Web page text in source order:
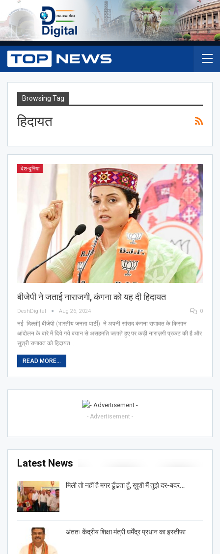
Browsing Tag
हिदायत
देश-दुनिया
बीजेपी ने जताई नाराजगी, कंगना को यह दी हिदायत
DeshDigital Aug 26, 2024 0
नई दिल्ली| बीजेपी (भारतीय जनता पार्टी) ने अपनी सांसद कंगना राणावत के किसान
आंदोलन के बारे में दिये गये बयान से असहमति जताते हुए पर कड़ी नाराज़गी प्रकट की है और
सुश्री राणावत को हिदायत…
READ MORE...
- Advertisement -
Latest News
मिली तो नहीं है मगर ढूँढता हूँ, ख़ुशी मैं तुझे दर-बदर…
अंततः केंद्रीय शिक्षा मंत्री धर्मेंद्र प्रधान का इस्तीफा